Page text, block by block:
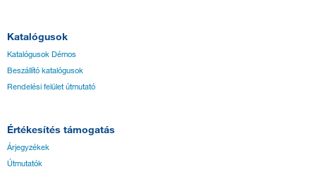
Katalógusok
Katalógusok Démos
Beszállító katalógusok
Rendelési felület útmutató
Értékesítés támogatás
Árjegyzékek
Útmutatók